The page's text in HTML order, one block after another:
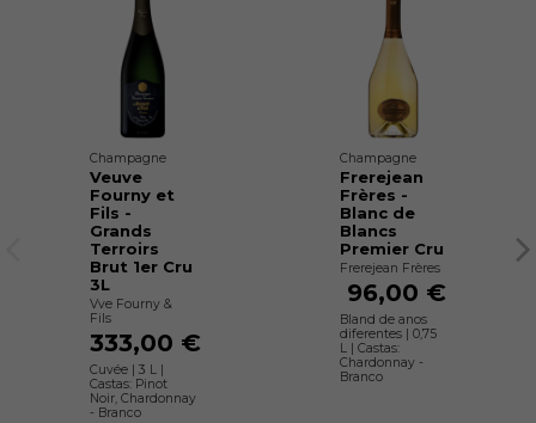
Champagne
Veuve
Fourny et
Fils -
Grands
Terroirs
Brut 1er Cru
3L
Vve Fourny &
Fils
333,00 €
Cuvée | 3 L |
Castas: Pinot
Noir, Chardonnay
- Branco
Champagne
Frerejean
Frères -
Blanc de
Blancs
Premier Cru
Frerejean Frères
96,00 €
Bland de anos
diferentes | 0,75
L | Castas:
Chardonnay -
Branco